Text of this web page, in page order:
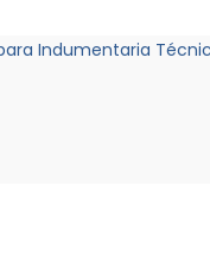
Indumentaria